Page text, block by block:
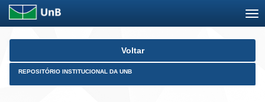
Skip
Voltar
REPOSITÓRIO INSTITUCIONAL DA UNB